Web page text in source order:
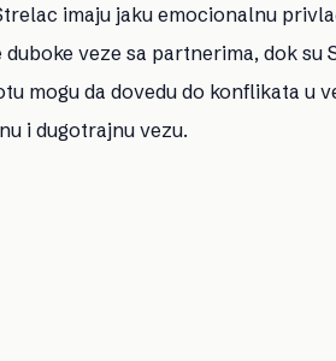
imaju jaku emocionalnu
veze sa partnerima, dok
mogu da dovedu do konflikata u
i dugotrajnu vezu.